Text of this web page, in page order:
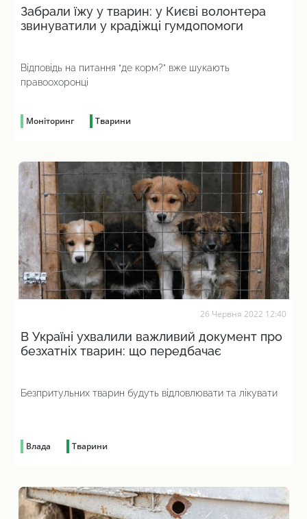
Забрали їжу у тварин: у Києві волонтера
звинуватили у крадіжці гумдопомоги
Відповідь на питання “де корм?” вже шукають
правоохоронці
Моніторинг Тварини
26 Червня 2022 12:40
В Україні ухвалили важливий документ про
безхатніх тварин: що передбачає
Безпритульних тварин будуть відловлювати та лікувати
Влада Тварини